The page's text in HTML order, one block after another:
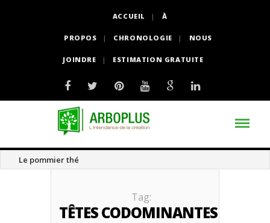
ACCUEIL À
PROPOS CHRONOLOGIE NOUS
JOINDRE ESTIMATION GRATUITE
Le pommier thé
Tag:
TÊTES CODOMINANTES